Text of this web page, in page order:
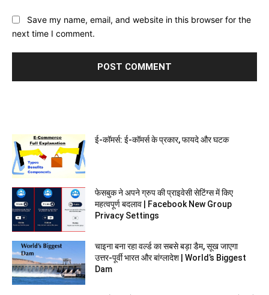
Save my name, email, and website in this browser for the
next time I comment.
ई-कॉमर्स: ई-कॉमर्स के प्रकार, फायदे और घटक
फेसबुक ने अपने ग्रुप की प्राइवेसी सेटिंग्स में किए
महत्वपूर्ण बदलाव | Facebook New Group
Privacy Settings
चाइना बना रहा वर्ल्ड का सबसे बड़ा डैम, सूख जाएगा
उत्तर-पूर्वी भारत और बांग्‍लादेश | World’s Biggest
Dam